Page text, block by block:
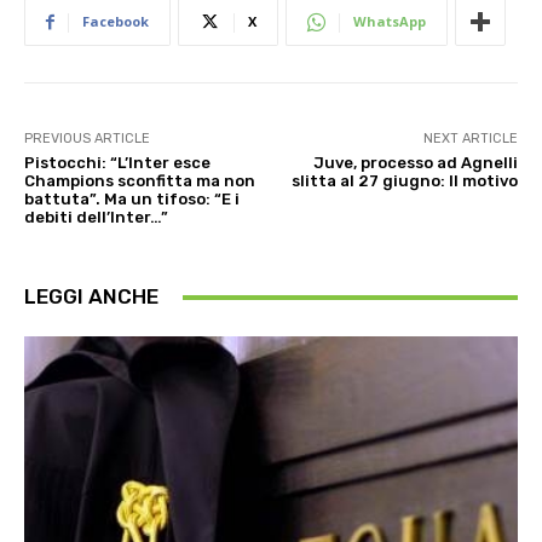
Facebook X WhatsApp
PREVIOUS ARTICLE
Pistocchi: “L’Inter esce
Champions sconfitta ma non
battuta”. Ma un tifoso: “E i
debiti dell’Inter…”
NEXT ARTICLE
Juve, processo ad Agnelli
slitta al 27 giugno: Il motivo
LEGGI ANCHE